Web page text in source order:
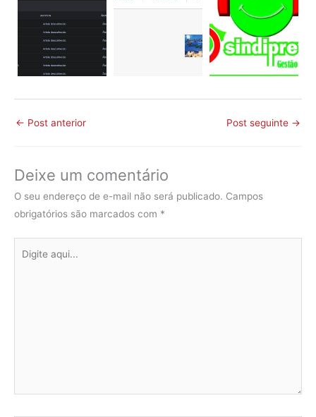
← Post anterior Post seguinte →
Deixe um comentário
O seu endereço de e-mail não será publicado. Campos
obrigatórios são marcados com *
aqui...